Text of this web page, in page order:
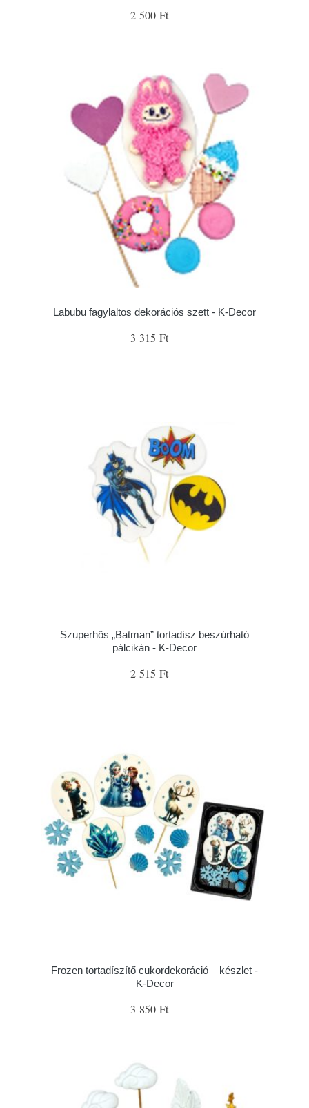
2 500 Ft
Labubu fagylaltos dekorációs szett - K-Decor
3 315 Ft
Szuperhős „Batman” tortadísz beszúrható
pálcikán - K-Decor
2 515 Ft
Frozen tortadíszítő cukordekoráció – készlet -
K-Decor
3 850 Ft